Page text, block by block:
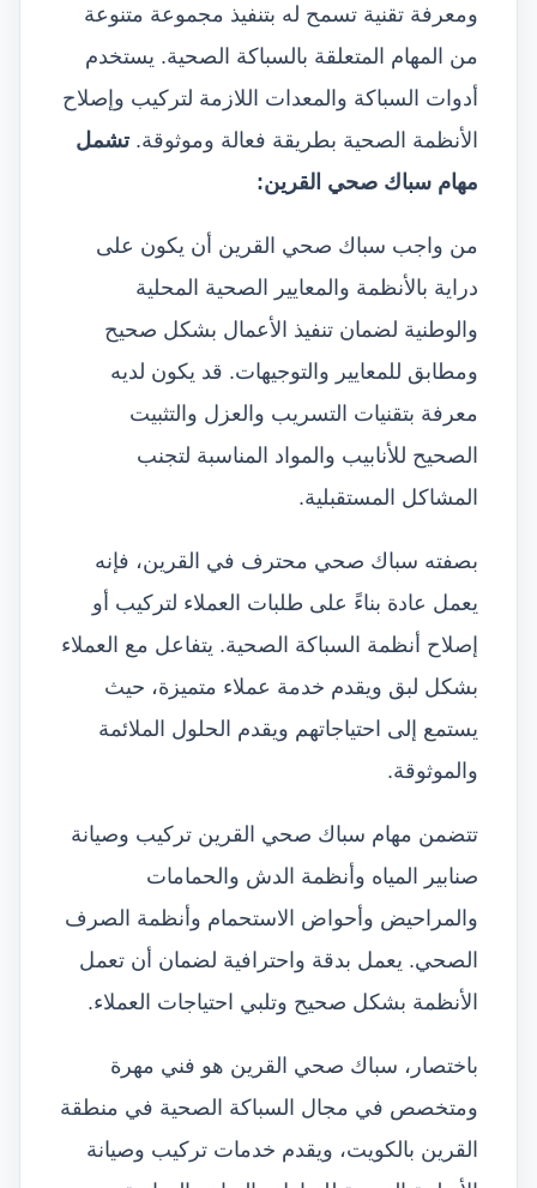
ومعرفة تقنية تسمح له بتنفيذ مجموعة متنوعة
من المهام المتعلقة بالسباكة الصحية. يستخدم
أدوات السباكة والمعدات اللازمة لتركيب وإصلاح
الأنظمة الصحية بطريقة فعالة وموثوقة.تشمل
مهام سباك صحي القرين:
من واجب سباك صحي القرين أن يكون على
دراية بالأنظمة والمعايير الصحية المحلية
والوطنية لضمان تنفيذ الأعمال بشكل صحيح
ومطابق للمعايير والتوجيهات. قد يكون لديه
معرفة بتقنيات التسريب والعزل والتثبيت
الصحيح للأنابيب والمواد المناسبة لتجنب
المشاكل المستقبلية.
بصفته سباك صحي محترف في القرين، فإنه
يعمل عادة بناءً على طلبات العملاء لتركيب أو
إصلاح أنظمة السباكة الصحية. يتفاعل مع العملاء
بشكل لبق ويقدم خدمة عملاء متميزة، حيث
يستمع إلى احتياجاتهم ويقدم الحلول الملائمة
والموثوقة.
تتضمن مهام سباك صحي القرين تركيب وصيانة
صنابير المياه وأنظمة الدش والحمامات
والمراحيض وأحواض الاستحمام وأنظمة الصرف
الصحي. يعمل بدقة واحترافية لضمان أن تعمل
الأنظمة بشكل صحيح وتلبي احتياجات العملاء.
باختصار، سباك صحي القرين هو فني مهرة
ومتخصص في مجال السباكة الصحية في منطقة
القرين بالكويت، ويقدم خدمات تركيب وصيانة